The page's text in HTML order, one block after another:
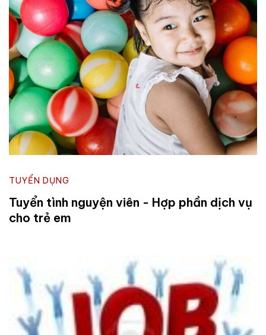
TUYỂN DỤNG
Tuyển tình nguyện viên - Hợp phần dịch vụ
cho trẻ em